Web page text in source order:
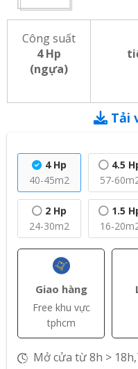
Công suất
4 Hp
(ngựa)
Tải
4 Hp
40-45m2
4.5
57-
2 Hp
24-30m2
1.5
16-
Giao hàng
Free khu vực
tphcm
Mở cửa từ 8h >